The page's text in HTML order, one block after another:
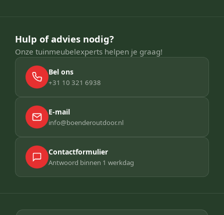
Hulp of advies nodig?
Onze tuinmeubelexperts helpen je graag!
Bel ons
+31 10 321 6938
E-mail
info@boenderoutdoor.nl
Contactformulier
Antwoord binnen 1 werkdag